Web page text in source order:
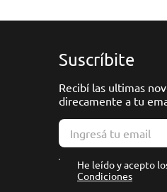
Suscríbite
Recibí las ultimas
direcamente a tu
He leído y acepto
Condiciones